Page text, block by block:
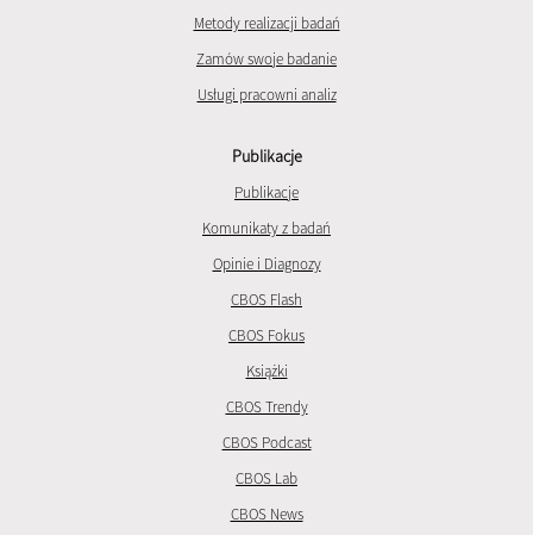
Metody realizacji badań
Zamów swoje badanie
Usługi pracowni analiz
Publikacje
Publikacje
Komunikaty z badań
Opinie i Diagnozy
CBOS Flash
CBOS Fokus
Książki
CBOS Trendy
CBOS Podcast
CBOS Lab
CBOS News